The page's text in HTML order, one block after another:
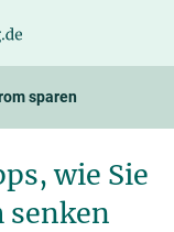
wie Sie
senken
sparen